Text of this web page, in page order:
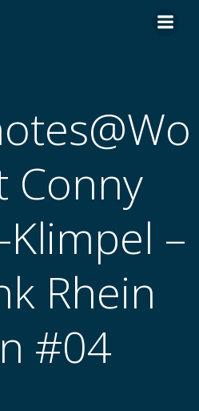
Conny
Klimpel –
Rhein
#04